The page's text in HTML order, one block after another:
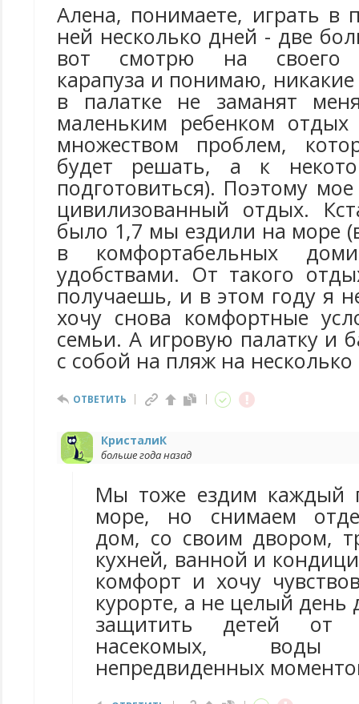
Алена, понимаете, играть в
ней несколько дней - две
вот смотрю на своего
карапуза и понимаю,
в палатке не заманят
маленьким ребенком отдых
множеством проблем,
будет решать, а к
подготовиться). Поэтому
цивилизованный отдых.
было 1,7 мы ездили на море
в комфортабельных
удобствами. От такого
получаешь, и в этом году я
хочу снова комфортные
семьи. А игровую палатку и
с собой на пляж на несколько
ОТВЕТИТЬ
КристалиК
больше года назад
Мы тоже ездим каждый
море, но снимаем
дом, со своим двором,
кухней, ванной и
комфорт и хочу
курорте, а не целый день
защитить детей от
насекомых,
непредвиденных